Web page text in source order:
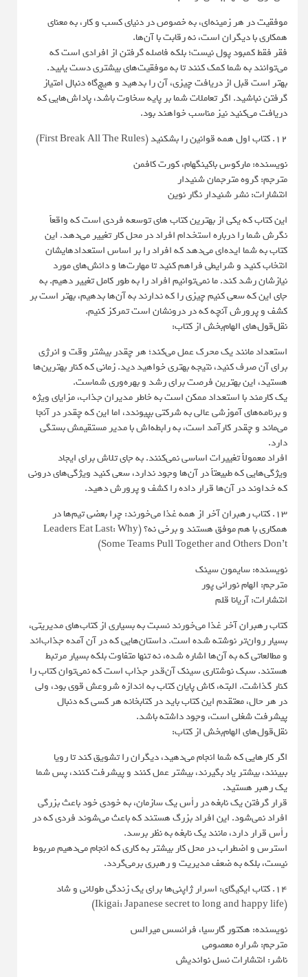
موفقیت در هر زمینه‌ای، به خصوص در دنیای کسب و کار، به معنای
همکاری با دیگران است، نه رقابت با آن‌ها.
فقر فقط کمبود پول نیست؛ بلکه فاصله گرفتن از افرادی است که
می‌توانند به شما کمک کنند تا به موفقیت‌های بیشتری دست یابید.
بهتر است قبل از دریافت چیزی، آن را بدهید و هیچ‌گاه دنبال امتیاز
گرفتن نباشید. اگر تعاملات شما بر پایه سخاوت باشد، پاداش‌هایی که
دریافت می‌کنید نیز مناسب خواهند بود.
12. کتاب اول همه قوانین را بشکنید (First Break All The Rules)
نویسنده: مارکوس باکینگهام، کورت کافمن
مترجم: گروه مترجمان شنیدار
انتشارات: نشر شنیدار نگار نوین
این کتاب که یکی از بهترین کتاب های توسعه فردی است که واقعاً
نگرش شما را درباره استخدام افراد در محل کار تغییر می‌دهد. این
کتاب به شما ایده‌ای می‌دهد که افراد را بر اساس استعدادهایشان
انتخاب کنید و شرایطی فراهم کنید تا مهارت‌ها و دانش‌های مورد
نیازشان رشد کند. ما نمی‌توانیم افراد را به طور کامل تغییر دهیم. به
جای این که سعی کنیم چیزی را که ندارند به آن‌ها بدهیم، بهتر است بر
کشف و پرورش آنچه که در درونشان است تمرکز کنیم.
نقل‌قول‌های الهام‌بخش از کتاب:
استعداد مانند یک محرک عمل می‌کند؛ هر چقدر بیشتر وقت و انرژی
برای آن صرف کنید، نتیجه بهتری خواهید دید. زمانی که کنار بهترین‌ها
هستید، این بهترین فرصت برای رشد و بهره‌وری شماست.
یک کارمند با استعداد ممکن است به خاطر مدیران جذاب، مزایای ویژه
و برنامه‌های آموزشی عالی به شرکتی بپیوندد، اما این که چقدر در آنجا
می‌ماند و چقدر کارآمد است، به رابطه‌اش با مدیر مستقیمش بستگی
دارد.
افراد معمولاً تغییرات اساسی نمی‌کنند. به جای تلاش برای ایجاد
ویژگی‌هایی که طبیعتاً در آن‌ها وجود ندارد، سعی کنید ویژگی‌های درونی
که خداوند در آن‌ها قرار داده را کشف و پرورش دهید.
13. کتاب رهبران آخر از همه غذا می‌خورند: چرا بعضی تیم‌ها در
همکاری با هم موفق هستند و برخی نه؟ (Leaders Eat Last: Why
Some Teams Pull Together and Others Don’t)
نویسنده: سایمون سینک
مترجم: الهام نورانی پور
انتشارات: آریانا قلم
کتاب رهبران آخر غذا می‌خورند نسبت به بسیاری از کتاب‌های مدیریتی،
بسیار روان‌تر نوشته شده است. داستان‌هایی که در آن آمده جذاب‌اند
و مطالعاتی که به آن‌ها اشاره شده، نه تنها متفاوت بلکه بسیار مرتبط
هستند. سبک نوشتاری سینک آن‌قدر جذاب است که نمی‌توان کتاب را
کنار گذاشت. البته، کاش پایان کتاب به اندازه شروعش قوی بود، ولی
در هر حال، معتقدم این کتاب باید در کتابخانه هر کسی که دنبال
پیشرفت شغلی است، وجود داشته باشد.
نقل‌قول‌های الهام‌بخش از کتاب:
اگر کارهایی که شما انجام می‌دهید، دیگران را تشویق کند تا رویا
ببینند، بیشتر یاد بگیرند، بیشتر عمل کنند و پیشرفت کنند، پس شما
یک رهبر هستید.
قرار گرفتن یک نابغه در رأس یک سازمان، به خودی خود باعث بزرگی
افراد نمی‌شود. این افراد بزرگ هستند که باعث می‌شوند فردی که در
رأس قرار دارد، مانند یک نابغه به نظر برسد.
استرس و اضطراب در محل کار بیشتر به کاری که انجام می‌دهیم مربوط
نیست، بلکه به ضعف مدیریت و رهبری برمی‌گردد.
14. کتاب ایکیگای: اسرار ژاپنی‌ها برای یک زندگی طولانی و شاد
(Ikigai: Japanese secret to long and happy life)
نویسنده: هکتور گارسیا، فرانسس میرالس
مترجم: شراره معصومی
ناشر: انتشارات نسل نواندیش